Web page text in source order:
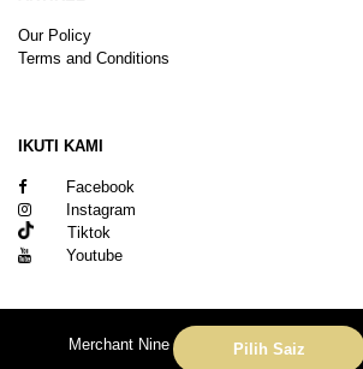
Pilih Saiz
Our Policy
Terms and Conditions
IKUTI KAMI
Facebook
Instagram
Tiktok
Youtube
Merchant Nine Sdn Bhd (No.